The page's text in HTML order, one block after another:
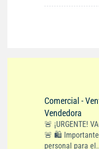
Comercial -
Vendedora
🚨 ¡URGENTE!
🚨 🛍️ Importante
personal para